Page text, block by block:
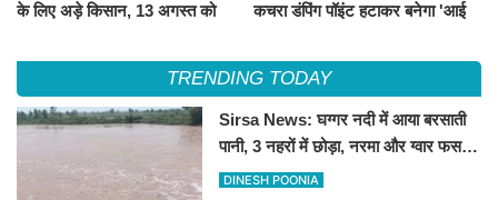
के लिए अड़े किसान, 13 अगस्त को
कचरा डंपिंग पॉइंट हटाकर बनेगा 'आई
TRENDING TODAY
Sirsa News: घग्गर नदी में आया बरसाती
पानी, 3 नहरों में छोड़ा, नरमा और ग्वार फसल
को फायदा
DINESH POONIA